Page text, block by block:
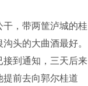
，带两筐泸城的桂
头的大曲酒最好。
接到通知，三天后来
前去向郭尔桂道